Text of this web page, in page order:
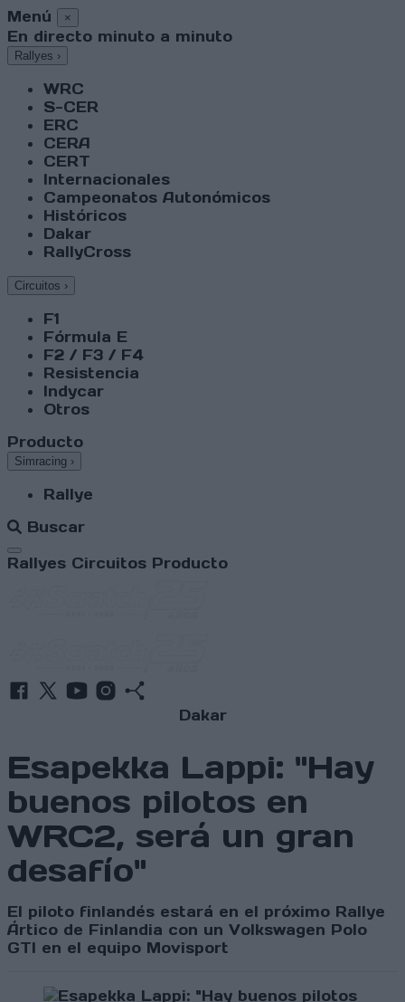
Menú ×
En directo minuto a minuto
Rallyes ›
WRC
S-CER
ERC
CERA
CERT
Internacionales
Campeonatos Autonómicos
Históricos
Dakar
RallyCross
Circuitos ›
F1
Fórmula E
F2 / F3 / F4
Resistencia
Indycar
Otros
Producto
Simracing ›
Rallye
Buscar
Abrir menú
Rallyes Circuitos Producto
Dakar
Esapekka Lappi: "Hay
buenos pilotos en
WRC2, será un gran
desafío"
El piloto finlandés estará en el próximo Rallye
Ártico de Finlandia con un Volkswagen Polo
GTI en el equipo Movisport